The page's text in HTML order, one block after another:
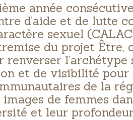
année
d’aide et de lutte
sexuel
du projet Être,
renverser
et de visibilité pour
de la
images de femmes
et leur